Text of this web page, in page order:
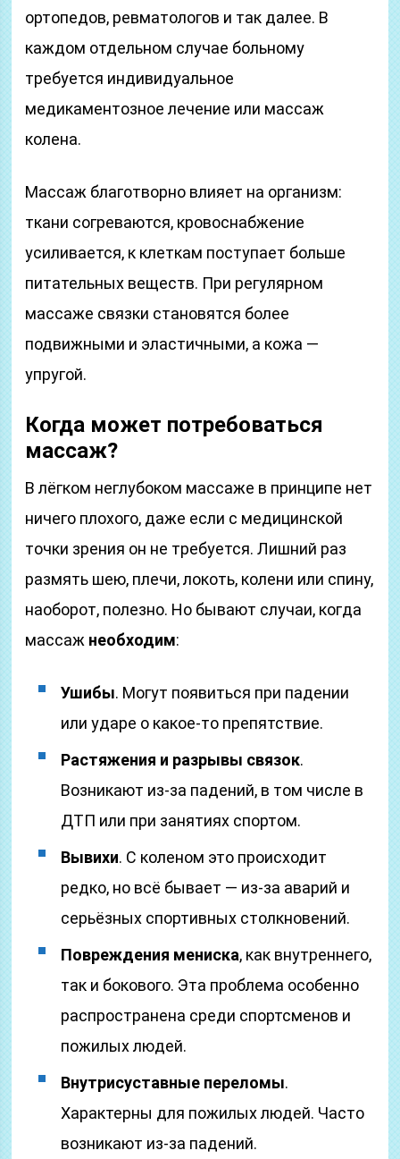
ортопедов, ревматологов и так далее. В
каждом отдельном случае больному
требуется индивидуальное
медикаментозное лечение или массаж
колена.
Массаж благотворно влияет на организм:
ткани согреваются, кровоснабжение
усиливается, к клеткам поступает больше
питательных веществ. При регулярном
массаже связки становятся более
подвижными и эластичными, а кожа —
упругой.
Когда может потребоваться
массаж?
В лёгком неглубоком массаже в принципе нет
ничего плохого, даже если с медицинской
точки зрения он не требуется. Лишний раз
размять шею, плечи, локоть, колени или спину,
наоборот, полезно. Но бывают случаи, когда
массаж необходим:
Ушибы. Могут появиться при падении
или ударе о какое-то препятствие.
Растяжения и разрывы связок.
Возникают из-за падений, в том числе в
ДТП или при занятиях спортом.
Вывихи. С коленом это происходит
редко, но всё бывает — из-за аварий и
серьёзных спортивных столкновений.
Повреждения мениска, как внутреннего,
так и бокового. Эта проблема особенно
распространена среди спортсменов и
пожилых людей.
Внутрисуставные переломы.
Характерны для пожилых людей. Часто
возникают из-за падений.